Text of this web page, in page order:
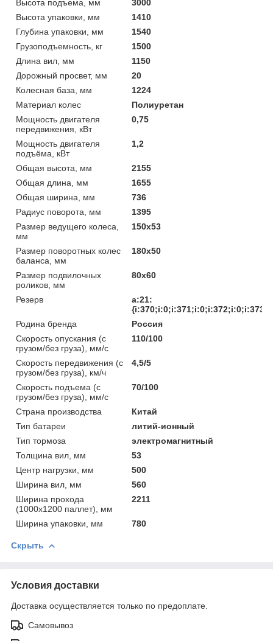
Высота подъема, мм
3000
Высота упаковки, мм
1410
Глубина упаковки, мм
1540
Грузоподъемность, кг
1500
Длина вил, мм
1150
Дорожный просвет, мм
20
Колесная база, мм
1224
Материал колес
Полиуретан
Мощность двигателя
передвижения, кВт
0,75
Мощность двигателя
подъёма, кВт
1,2
Общая высота, мм
2155
Общая длина, мм
1655
Общая ширина, мм
736
Радиус поворота, мм
1395
Размер ведущего колеса,
мм
150х53
Размер поворотных колес
баланса, мм
180х50
Размер подвилочных
роликов, мм
80х60
Резерв
a:21:
Родина бренда
Россия
Скорость опускания (с
грузом/без груза), мм/с
110/100
Скорость передвижения (с
грузом/без груза), км/ч
4,5/5
Скорость подъема (с
грузом/без груза), мм/с
70/100
Страна производства
Китай
Тип батареи
литий-ионный
Тип тормоза
электромагнитный
Толщина вил, мм
53
Центр нагрузки, мм
500
Ширина вил, мм
560
Ширина прохода
(1000х1200 паллет), мм
2211
Ширина упаковки, мм 780
Скрыть
Условия доставки
Доставка осуществляется только по предоплате.
Самовывоз